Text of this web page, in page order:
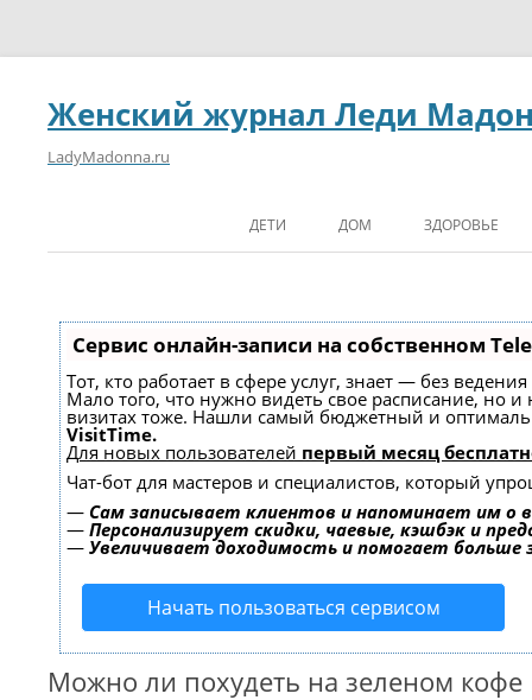
Женский журнал Леди
LadyMadonna.ru
ДЕТИ ДОМ ЗДОРОВЬЕ
Сервис онлайн-записи на собственном
Тот, кто работает в сфере услуг, знает — без
Мало того, что нужно видеть свое расписание, но
визитах тоже. Нашли самый бюджетный и
VisitTime.
Для новых пользователей первый месяц
Чат-бот для мастеров и специалистов, который
— Сам записывает клиентов и напоминает им о
— Персонализирует скидки, чаевые, кэшбэк и
— Увеличивает доходимость и помогает
Начать пользоваться сервисом
Можно ли похудеть на зеленом кофе